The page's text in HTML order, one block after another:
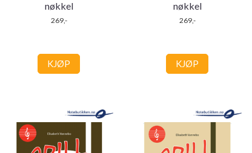
nøkkel
269,-
KJØP
nøkkel
269,-
KJØP